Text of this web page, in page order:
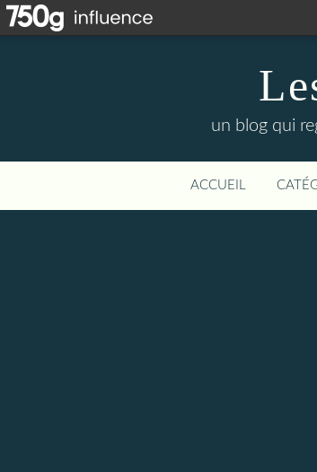
un blog qui
ACCUEIL